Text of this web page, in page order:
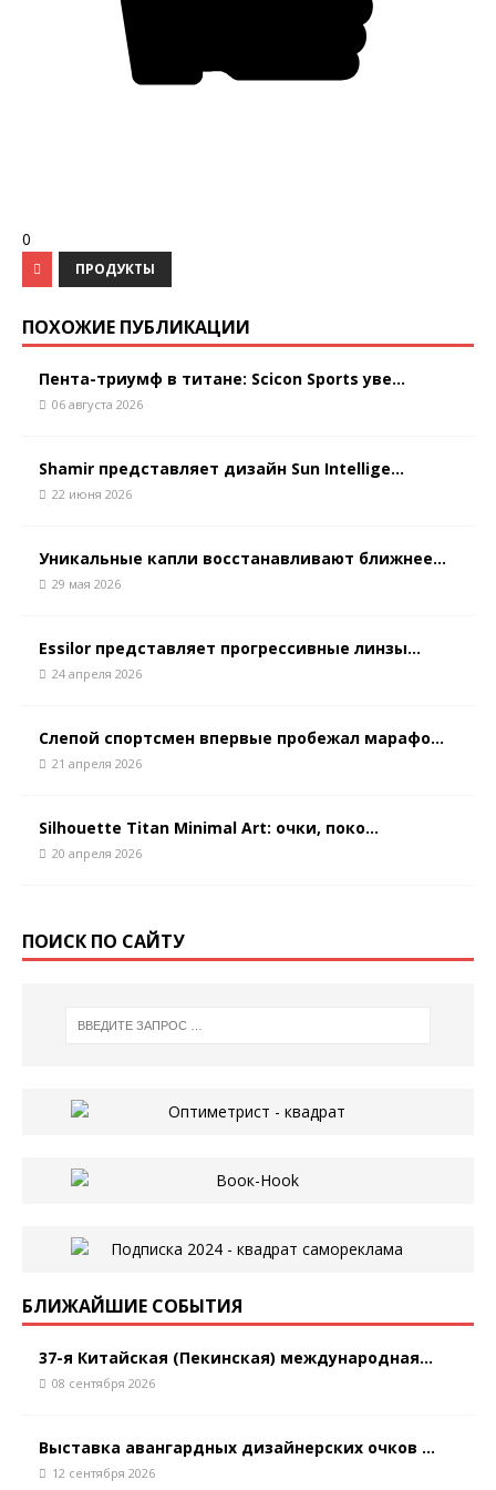
0
ПРОДУКТЫ
ПОХОЖИЕ ПУБЛИКАЦИИ
Пента-триумф в титане: Scicon Sports уве...
06 августа 2026
Shamir представляет дизайн Sun Intellige...
22 июня 2026
Уникальные капли восстанавливают ближнее...
29 мая 2026
Essilor представляет прогрессивные линзы...
24 апреля 2026
Слепой спортсмен впервые пробежал марафо...
21 апреля 2026
Silhouette Titan Minimal Art: очки, поко...
20 апреля 2026
ПОИСК ПО САЙТУ
БЛИЖАЙШИЕ СОБЫТИЯ
37-я Китайская (Пекинская) международная...
08 сентября 2026
Выставка авангардных дизайнерских очков ...
12 сентября 2026